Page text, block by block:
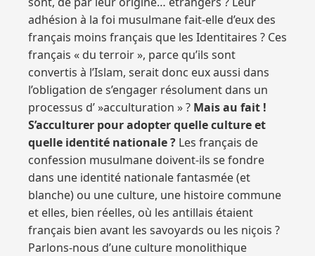
adhésion à la foi musulmane fait-elle d’eux des
français moins français que les Identitaires ? Ces
français « du terroir », parce qu’ils sont
convertis à l’Islam, serait donc eux aussi dans
l’obligation de s’engager résolument dans un
processus d’ »acculturation » ? Mais au fait !
S’acculturer pour adopter quelle culture et
quelle identité nationale ? Les français de
confession musulmane doivent-ils se fondre
dans une identité nationale fantasmée (et
blanche) ou une culture, une histoire commune
et elles, bien réelles, où les antillais étaient
français bien avant les savoyards ou les niçois ?
Parlons-nous d’une culture monolithique